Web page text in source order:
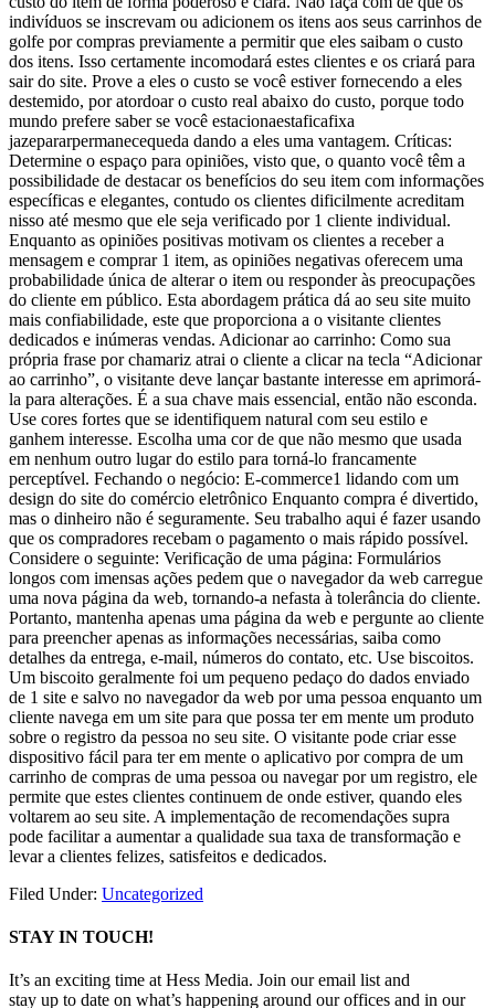
indivíduos se inscrevam ou adicionem os itens aos seus carrinhos de
golfe por compras previamente a permitir que eles saibam o custo
dos itens. Isso certamente incomodará estes clientes e os criará para
sair do site. Prove a eles o custo se você estiver fornecendo a eles
destemido, por atordoar o custo real abaixo do custo, porque todo
mundo prefere saber se você estacionaestaficafixa
jazepararpermanecequeda dando a eles uma vantagem. Críticas:
Determine o espaço para opiniões, visto que, o quanto você têm a
possibilidade de destacar os benefícios do seu item com informações
específicas e elegantes, contudo os clientes dificilmente acreditam
nisso até mesmo que ele seja verificado por 1 cliente individual.
Enquanto as opiniões positivas motivam os clientes a receber a
mensagem e comprar 1 item, as opiniões negativas oferecem uma
probabilidade única de alterar o item ou responder às preocupações
do cliente em público. Esta abordagem prática dá ao seu site muito
mais confiabilidade, este que proporciona a o visitante clientes
dedicados e inúmeras vendas. Adicionar ao carrinho: Como sua
própria frase por chamariz atrai o cliente a clicar na tecla “Adicionar
ao carrinho”, o visitante deve lançar bastante interesse em aprimorá-
la para alterações. É a sua chave mais essencial, então não esconda.
Use cores fortes que se identifiquem natural com seu estilo e
ganhem interesse. Escolha uma cor de que não mesmo que usada
em nenhum outro lugar do estilo para torná-lo francamente
perceptível. Fechando o negócio: E-commerce1 lidando com um
design do site do comércio eletrônico Enquanto compra é divertido,
mas o dinheiro não é seguramente. Seu trabalho aqui é fazer usando
que os compradores recebam o pagamento o mais rápido possível.
Considere o seguinte: Verificação de uma página: Formulários
longos com imensas ações pedem que o navegador da web carregue
uma nova página da web, tornando-a nefasta à tolerância do cliente.
Portanto, mantenha apenas uma página da web e pergunte ao cliente
para preencher apenas as informações necessárias, saiba como
detalhes da entrega, e-mail, números do contato, etc. Use biscoitos.
Um biscoito geralmente foi um pequeno pedaço do dados enviado
de 1 site e salvo no navegador da web por uma pessoa enquanto um
cliente navega em um site para que possa ter em mente um produto
sobre o registro da pessoa no seu site. O visitante pode criar esse
dispositivo fácil para ter em mente o aplicativo por compra de um
carrinho de compras de uma pessoa ou navegar por um registro, ele
permite que estes clientes continuem de onde estiver, quando eles
voltarem ao seu site. A implementação de recomendações supra
pode facilitar a aumentar a qualidade sua taxa de transformação e
levar a clientes felizes, satisfeitos e dedicados.
Filed Under: Uncategorized
STAY IN TOUCH!
It’s an exciting time at Hess Media. Join our email list and
stay up to date on what’s happening around our offices and in our